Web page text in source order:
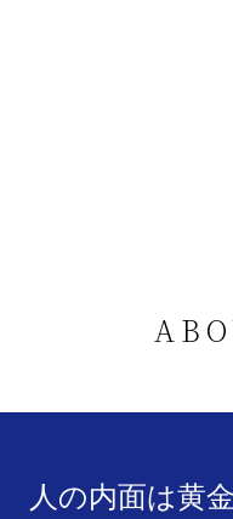
人の内面は黄